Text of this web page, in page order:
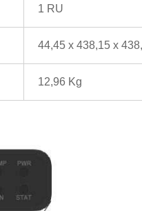
1 RU
44,45 x 438,15 x
12,96 Kg